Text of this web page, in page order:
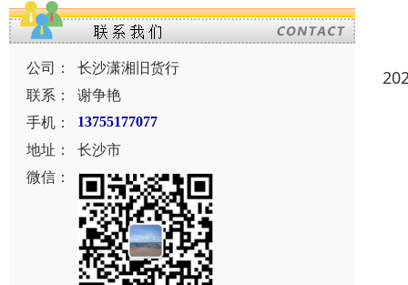
公司：
长沙潇湘旧货行
联系：
谢争艳
手机：
13755177077
地址：
长沙市
微信：